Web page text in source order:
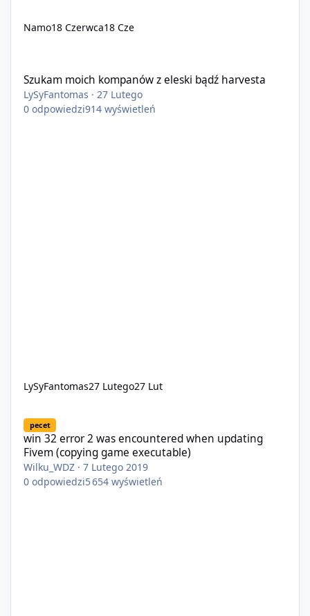
Namo18 Czerwca18 Cze
Szukam moich kompanów z eleski bądź harvesta
LySyFantomas ·27 Lutego
0 odpowiedzi914 wyświetleń
LySyFantomas27 Lutego27 Lut
pecet
win 32 error 2 was encountered when updating
Fivem (copying game executable)
Wilku_WDZ ·7 Lutego 2019
0 odpowiedzi5 654 wyświetleń